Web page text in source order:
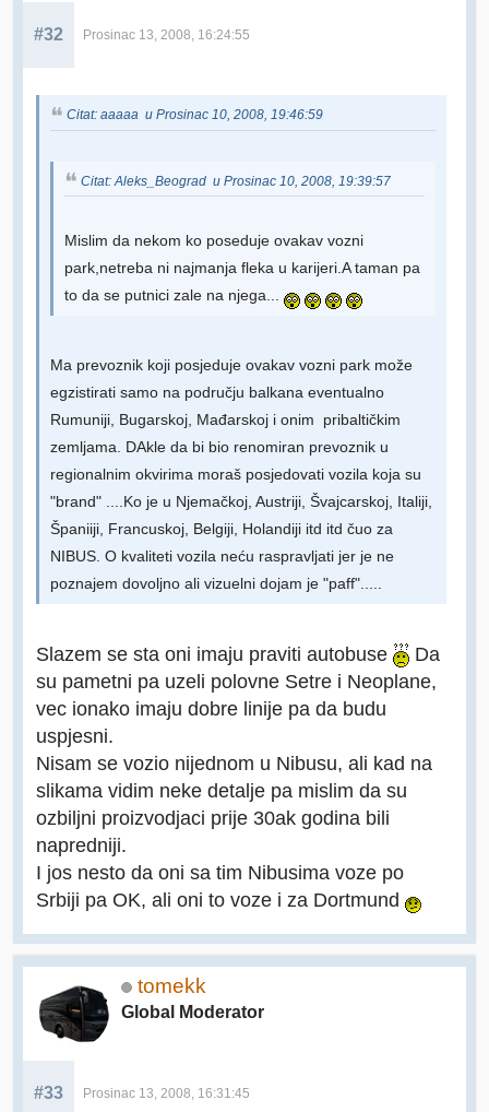
#32 Prosinac 13, 2008, 16:24:55
Citat: aaaaa u Prosinac 10, 2008, 19:46:59
Citat: Aleks_Beograd u Prosinac 10, 2008, 19:39:57
Mislim da nekom ko poseduje ovakav vozni
park,netreba ni najmanja fleka u karijeri.A taman pa
to da se putnici zale na njega...
Ma prevoznik koji posjeduje ovakav vozni park može
egzistirati samo na području balkana eventualno
Rumuniji, Bugarskoj, Mađarskoj i onim pribaltičkim
zemljama. DAkle da bi bio renomiran prevoznik u
regionalnim okvirima moraš posjedovati vozila koja su
"brand" ....Ko je u Njemačkoj, Austriji, Švajcarskoj, Italiji,
Španiiji, Francuskoj, Belgiji, Holandiji itd itd čuo za
NIBUS. O kvaliteti vozila neću raspravljati jer je ne
poznajem dovoljno ali vizuelni dojam je "paff".....
Slazem se sta oni imaju praviti autobuse
Da
su pametni pa uzeli polovne Setre i Neoplane,
vec ionako imaju dobre linije pa da budu
uspjesni.
Nisam se vozio nijednom u Nibusu, ali kad na
slikama vidim neke detalje pa mislim da su
ozbiljni proizvodjaci prije 30ak godina bili
napredniji.
I jos nesto da oni sa tim Nibusima voze po
Srbiji pa OK, ali oni to voze i za Dortmund
tomekk
Global Moderator
#33 Prosinac 13, 2008, 16:31:45